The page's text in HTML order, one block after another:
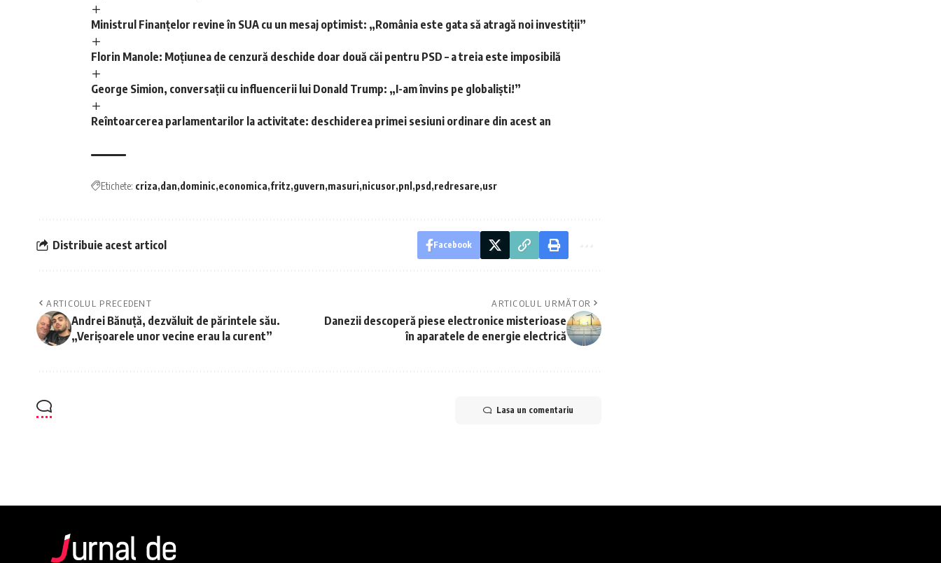
Ministrul Finanțelor revine în SUA cu un mesaj optimist: „România este gata să atragă noi investiții”
Florin Manole: Moțiunea de cenzură deschide doar două căi pentru PSD – a treia este imposibilă
George Simion, conversații cu influencerii lui Donald Trump: „I-am învins pe globaliști!”
Reîntoarcerea parlamentarilor la activitate: deschiderea primei sesiuni ordinare din acest an
Etichete: criza dan dominic economica fritz guvern masuri nicusor pnl psd redresare usr
Distribuie acest articol Facebook
ARTICOLUL PRECEDENT
Andrei Bănuță, dezvăluit de părintele său.
„Verișoarele unor vecine erau la curent”
ARTICOLUL URMĂTOR
Danezii descoperă piese electronice misterioase
în aparatele de energie electrică
Lasa un comentariu